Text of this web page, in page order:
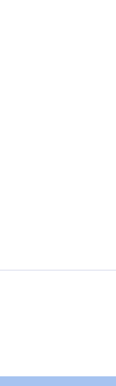
як у